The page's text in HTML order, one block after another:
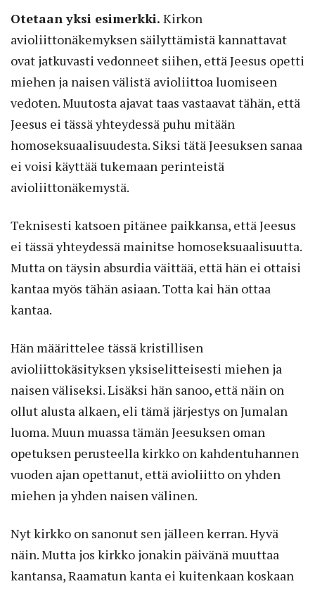
Otetaan yksi esimerkki. Kirkon
avioliittonäkemyksen säilyttämistä kannattavat
ovat jatkuvasti vedonneet siihen, että Jeesus opetti
miehen ja naisen välistä avioliittoa luomiseen
vedoten. Muutosta ajavat taas vastaavat tähän, että
Jeesus ei tässä yhteydessä puhu mitään
homoseksuaalisuudesta. Siksi tätä Jeesuksen sanaa
ei voisi käyttää tukemaan perinteistä
avioliittonäkemystä.
Teknisesti katsoen pitänee paikkansa, että Jeesus
ei tässä yhteydessä mainitse homoseksuaalisuutta.
Mutta on täysin absurdia väittää, että hän ei ottaisi
kantaa myös tähän asiaan. Totta kai hän ottaa
kantaa.
Hän määrittelee tässä kristillisen
avioliittokäsityksen yksiselitteisesti miehen ja
naisen väliseksi. Lisäksi hän sanoo, että näin on
ollut alusta ­alkaen, eli tämä järjestys on Jumalan
luoma. Muun ­muassa tämän Jeesuksen oman
opetuksen perusteella kirkko on kahdentuhannen
vuoden ajan opettanut, että avioliitto on yhden
miehen ja yhden naisen välinen.
Nyt kirkko on sanonut sen jälleen kerran. Hyvä
näin. Mutta jos kirkko jonakin päivänä muuttaa
kantansa, Raamatun kanta ei kuitenkaan koskaan